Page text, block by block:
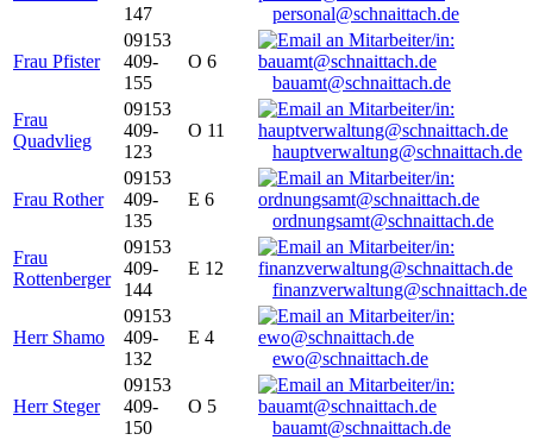
147
personal@schnaittach.de
Frau Pfister
09153
409-
155
O 6
bauamt@schnaittach.de
Frau
Quadvlieg
09153
409-
123
O 11
hauptverwaltung@schnaittach.de
Frau Rother
09153
409-
135
E 6
ordnungsamt@schnaittach.de
Frau
Rottenberger
09153
409-
144
E 12
finanzverwaltung@schnaittach.de
Herr Shamo
09153
409-
132
E 4
ewo@schnaittach.de
Herr Steger
09153
409-
150
O 5
bauamt@schnaittach.de